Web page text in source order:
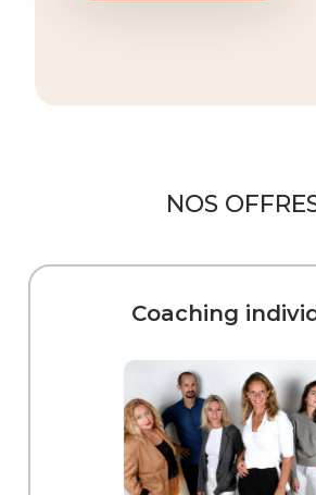
NOS
Coaching